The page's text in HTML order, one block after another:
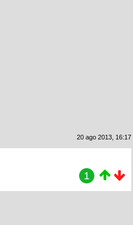
20 ago 2013, 16:17
1